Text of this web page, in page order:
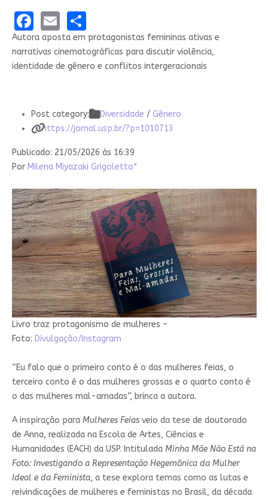
Facebook
EmailShare
Autora aposta em protagonistas femininas ativas e
narrativas cinematográficas para discutir violência,
identidade de gênero e conflitos intergeracionais
Post category: Diversidade / Gênero
https://jornal.usp.br/?p=1010713
Publicado: 21/05/2026 às 16:39
Por Milena Miyazaki Grigoletto*
Livro traz protagonismo de mulheres –
Foto: Divulgação/Instagram
“Eu falo que o primeiro conto é o das mulheres feias, o
terceiro conto é o das mulheres grossas e o quarto conto é
o das mulheres mal-amadas”, brinca a autora.
A inspiração para Mulheres Feiasveio da tese de doutorado
de Anna, realizada na Escola de Artes, Ciências e
Humanidades (EACH) da USP. Intitulada Minha Mãe Não Está na
Foto: Investigando a Representação Hegemônica da Mulher
Ideal e da Feminista, a tese explora temas como as lutas e
reivindicações de mulheres e feministas no Brasil, da década